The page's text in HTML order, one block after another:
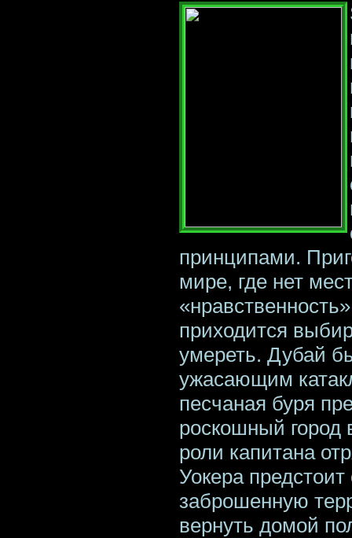
принципами.
мире, где нет
приходится
умереть. Дубай
ужасающим
песчаная буря
роскошный
роли капитана
Уокера
заброшенную
вернуть домой